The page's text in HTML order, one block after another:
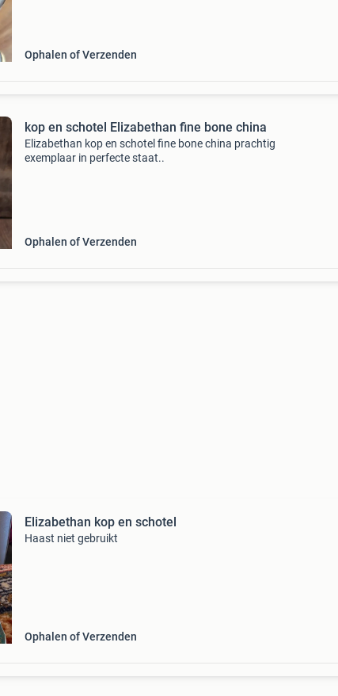
Ophalen of Verzenden
kop en schotel Elizabethan fine bone china
Elizabethan kop en schotel fine bone china prachtig
exemplaar in perfecte staat..
Ophalen of Verzenden
Elizabethan kop en schotel
Haast niet gebruikt
Ophalen of Verzenden